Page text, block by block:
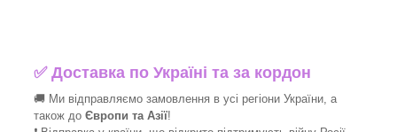
✅Доставка по Україні та за кордон
🚚 Ми відправляємо замовлення в усі регіони України, а
також до Європи та Азії!